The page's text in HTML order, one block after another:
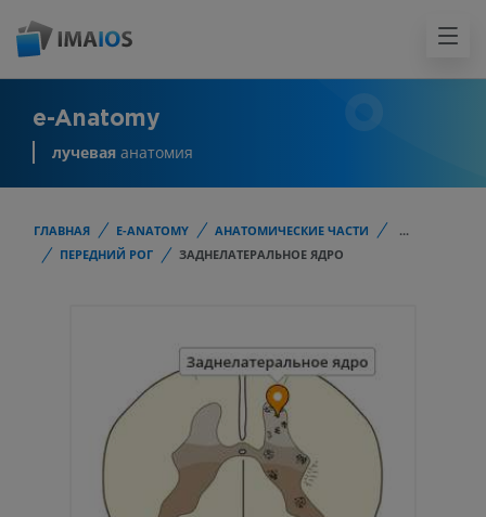
e-Anatomy
лучевая анатомия
ГЛАВНАЯ E-ANATOMY АНАТОМИЧЕСКИЕ ЧАСТИ
...
ПЕРЕДНИЙ РОГ
ЗАДНЕЛАТЕРАЛЬНОЕ ЯДРО